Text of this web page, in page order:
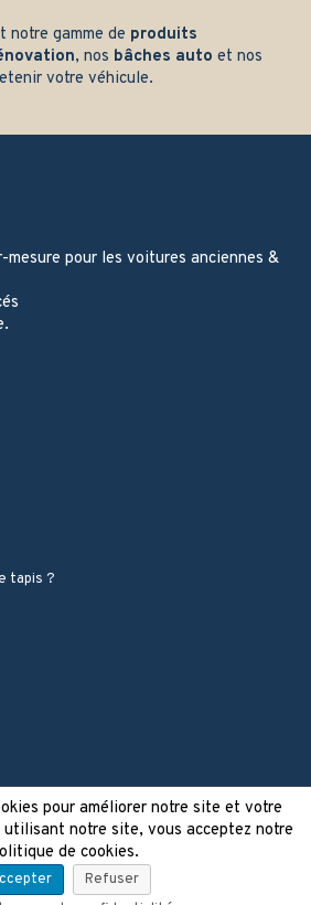
notre gamme de produits
, nos bâches auto et nos
votre véhicule.
pour les voitures anciennes &
tapis ?
pour améliorer notre site et votre
utilisant notre site, vous acceptez notre
de cookies.
Refuser